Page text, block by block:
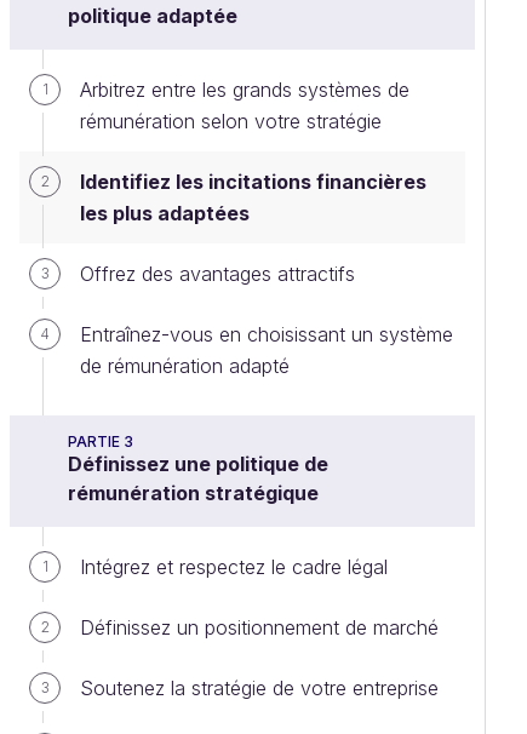
politique adaptée
1
Arbitrez entre les grands systèmes de
rémunération selon votre stratégie
2
Identifiez les incitations financières
les plus adaptées
3 Offrez des avantages attractifs
4
Entraînez-vous en choisissant un système
de rémunération adapté
PARTIE 3
Définissez une politique de
rémunération stratégique
1 Intégrez et respectez le cadre légal
2 Définissez un positionnement de marché
3 Soutenez la stratégie de votre entreprise